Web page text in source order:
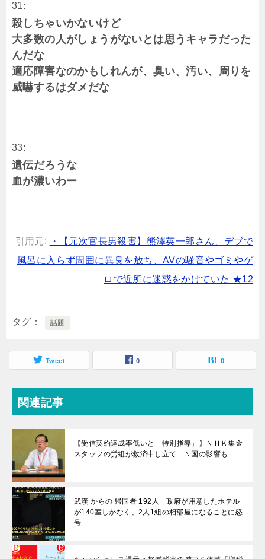
31:
殺しちゃいかないけど
大多数の人がしょうがないとは思うキャラだった
んだな
適応障害なのかもしれんが、臭い、汚い、周りを
威嚇するはダメだな
33:
遺伝だろうな
血が濃いわー
引用元:
・【元次官長男殺害】熊澤英一郎さん、デブで
風呂に入らず周囲に異臭を放ち、AVの騒音やゴミやゲ
ロで近所に迷惑をかけていた ★12
タグ 話題
Tweet 0 0
関連記事
【受信契約達成率低いと「特別指導」】ＮＨＫ集金
スタッフの労組が救済申し立て Ｎ国の影響も
武漢 からの 帰国者 192人 政府が用意したホテル
が140室しかなく、2人1組の相部屋になることに怒
号